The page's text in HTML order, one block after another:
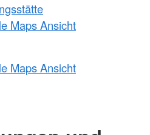
Maps Ansicht
Maps Ansicht